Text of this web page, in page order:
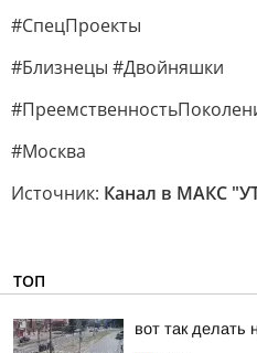
#СпецПроекты
#Близнецы #Двойняшки
#Москва
Источник: Канал в МАКС
ТОП
вот так делать